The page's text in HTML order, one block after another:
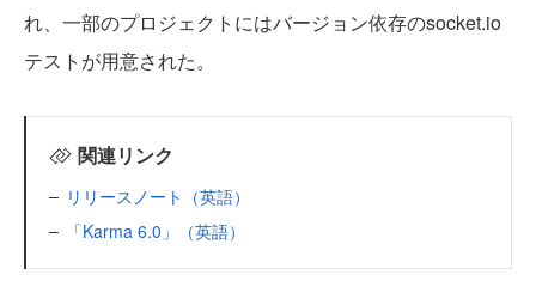
れ、一部のプロジェクトにはバージョン依存のsocket.io
テストが用意された。
関連リンク
リリースノート（英語）
「Karma 6.0」（英語）